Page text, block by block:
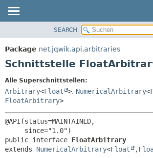
PACKAGE
KLASSE
HILFE
FELD
SEARCH
Package net.jqwik.api.arbitraries
Schnittstelle
Alle Superschnittstellen:
Arbitrary<Float >, NumericalArbitrary<
FloatArbitrary>
@API(status=MAINTAINED,
public interface FloatArbitrary
extends NumericalArbitrary<Float ,